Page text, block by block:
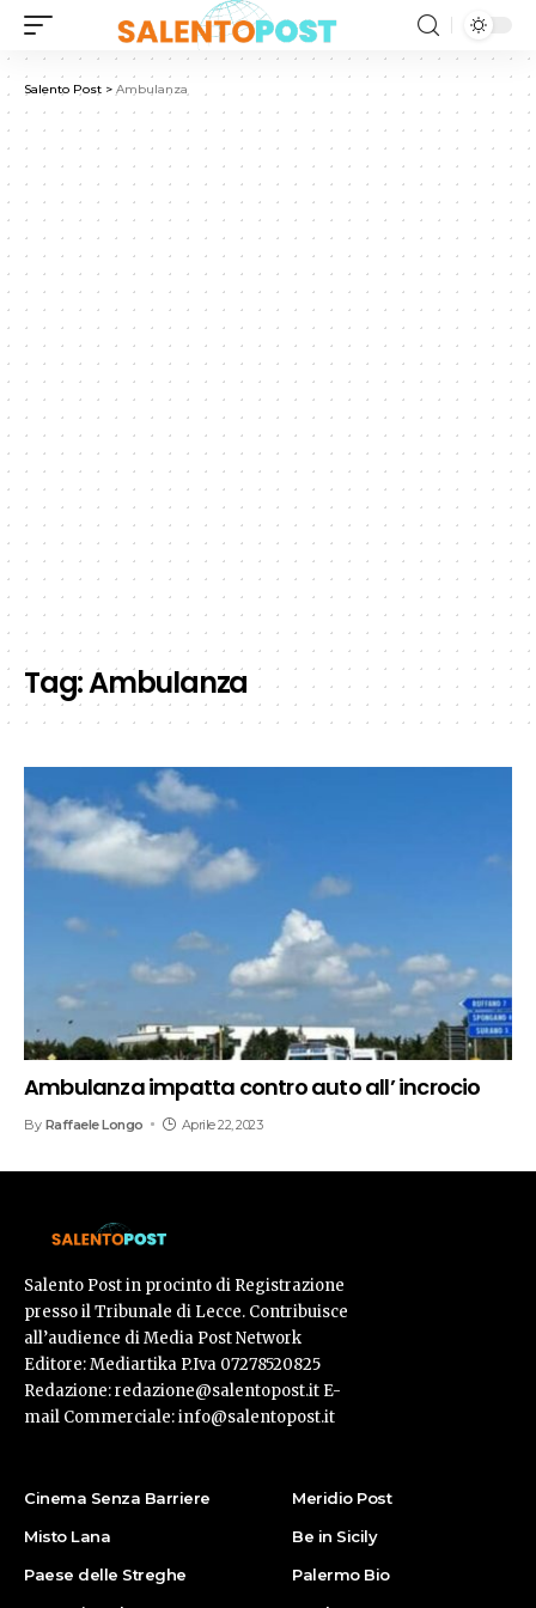
Salento Post > Ambulanza
Tag:Ambulanza
Ambulanza impatta contro auto all’ incrocio
By Raffaele Longo Aprile 22, 2023
Salento Post in procinto di Registrazione
presso il Tribunale di Lecce. Contribuisce
all’audience di Media Post Network
Editore: Mediartika P.Iva 07278520825
Redazione: redazione@salentopost.it E-
mail Commerciale: info@salentopost.it
Cinema Senza Barriere
Misto Lana
Paese delle Streghe
Meridio Post
Be in Sicily
Palermo Bio